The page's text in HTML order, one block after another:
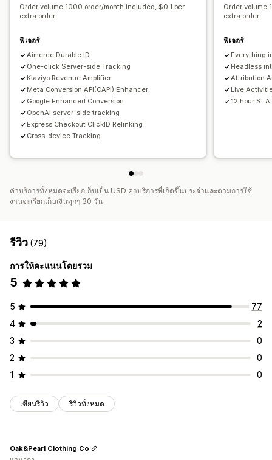
แดชบอร์ดการวิเคราะห์
รายงานที่กำหนดเอง
การส่งออกข้อมูล
Order volume 1000 order/month included, $0.1 per
extra order.
ฟีเจอร์
Aimerce Durable ID
One-click Server-side Tracking
Klaviyo Revenue Amplifier
Meta Conversion API(CAPI) Enhancer
Google Enhanced Conversion
OpenAI server-side tracking
Express Checkout ClickID Relinking
Cross-device Tracking
Order volume
extra order.
ฟีเจอร์
Everything
Headless
Attribution
Live
12 hour
ค่าบริการทั้งหมดจะเรียกเก็บเป็น USD ค่าบริการที่เกิดขึ้นประจำและตามการใช้
งานจะเรียกเก็บเงินทุกๆ 30 วัน
รีวิว (79)
การให้คะแนนโดยรวม
5
5
77
4
2
3
0
2
0
1
0
เขียนรีวิว รีวิวทั้งหมด
Oak&Pearl Clothing Co